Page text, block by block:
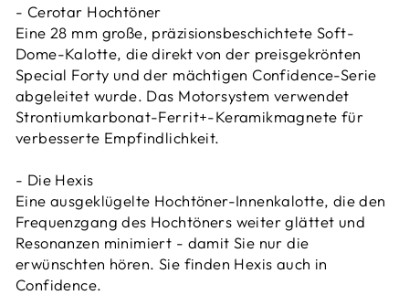
- Cerotar Hochtöner
Eine 28 mm große, präzisionsbeschichtete Soft-
Dome-Kalotte, die direkt von der preisgekrönten
Special Forty und der mächtigen Confidence-Serie
abgeleitet wurde. Das Motorsystem verwendet
Strontiumkarbonat-Ferrit+-Keramikmagnete für
verbesserte Empfindlichkeit.
- Die Hexis
Eine ausgeklügelte Hochtöner-Innenkalotte, die den
Frequenzgang des Hochtöners weiter glättet und
Resonanzen minimiert - damit Sie nur die
erwünschten hören. Sie finden Hexis auch in
Confidence.